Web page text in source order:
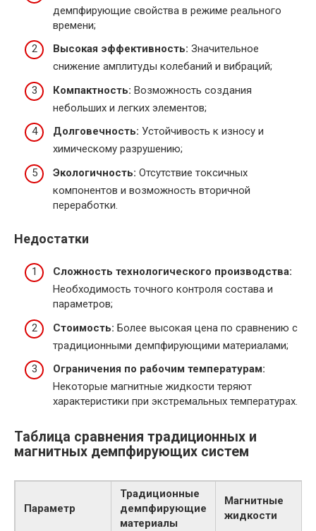
демпфирующие свойства в режиме реального
времени;
Высокая эффективность: Значительное
снижение амплитуды колебаний и вибраций;
Компактность: Возможность создания
небольших и легких элементов;
Долговечность: Устойчивость к износу и
химическому разрушению;
Экологичность: Отсутствие токсичных
компонентов и возможность вторичной
переработки.
Недостатки
Сложность технологического производства:
Необходимость точного контроля состава и
параметров;
Стоимость: Более высокая цена по сравнению с
традиционными демпфирующими материалами;
Ограничения по рабочим температурам:
Некоторые магнитные жидкости теряют
характеристики при экстремальных температурах.
Таблица сравнения традиционных и
магнитных демпфирующих систем
Параметр
Традиционные
демпфирующие
материалы
Магнитные
жидкости